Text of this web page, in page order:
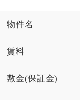
物件名
賃料
敷金(保証金)